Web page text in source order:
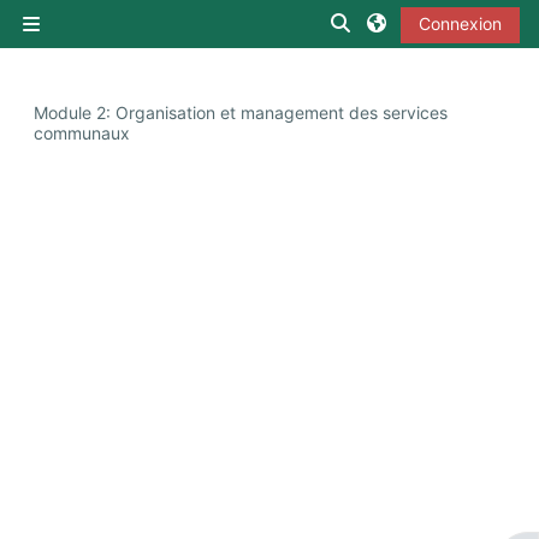
Panneau latéral
Activer/désactiver la
Connexion
Module 2: Organisation et management des services
communaux